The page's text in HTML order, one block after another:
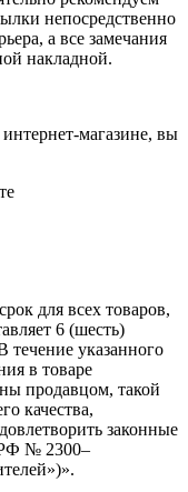
непосредственно
а все замечания
накладной.
магазине, вы
для всех товаров,
6 (шесть)
течение указанного
в товаре
продавцом, такой
качества,
законные
РФ № 2300–